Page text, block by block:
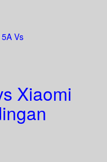
Vs
Xiaomi